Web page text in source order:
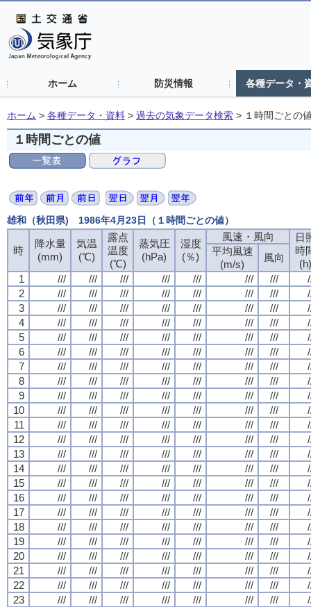
ホーム 防災情報 各種データ・
ホーム > 各種データ・資料 > 過去の気象データ検索 > １時間ごとの
１時間ごとの値
雄和（秋田県) 1986年4月23日（１時間ごとの値）
時
降水量
(mm)
気温
(℃)
露点
温度
(℃)
蒸気圧
(hPa)
湿度
(％)
風速・風向
日
時
(h)
平均風速
(m/s)
風向
1
/// /// /// /// /// /// ///
2
/// /// /// /// /// /// ///
3
/// /// /// /// /// /// ///
4
/// /// /// /// /// /// ///
5
/// /// /// /// /// /// ///
6
/// /// /// /// /// /// ///
7
/// /// /// /// /// /// ///
8
/// /// /// /// /// /// ///
9
/// /// /// /// /// /// ///
10
/// /// /// /// /// /// ///
11
/// /// /// /// /// /// ///
12
/// /// /// /// /// /// ///
13
/// /// /// /// /// /// ///
14
/// /// /// /// /// /// ///
15
/// /// /// /// /// /// ///
16
/// /// /// /// /// /// ///
17
/// /// /// /// /// /// ///
18
/// /// /// /// /// /// ///
19
/// /// /// /// /// /// ///
20
/// /// /// /// /// /// ///
21
/// /// /// /// /// /// ///
22
/// /// /// /// /// /// ///
23
/// /// /// /// /// /// ///